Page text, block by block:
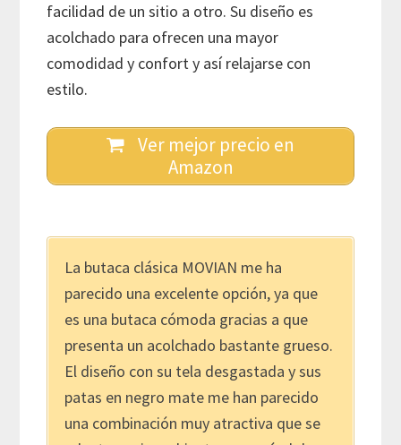
facilidad de un sitio a otro. Su diseño es
acolchado para ofrecen una mayor
comodidad y confort y así relajarse con
estilo.
Ver mejor precio en
Amazon
La butaca clásica MOVIAN me ha
parecido una excelente opción, ya que
es una butaca cómoda gracias a que
presenta un acolchado bastante grueso.
El diseño con su tela desgastada y sus
patas en negro mate me han parecido
una combinación muy atractiva que se